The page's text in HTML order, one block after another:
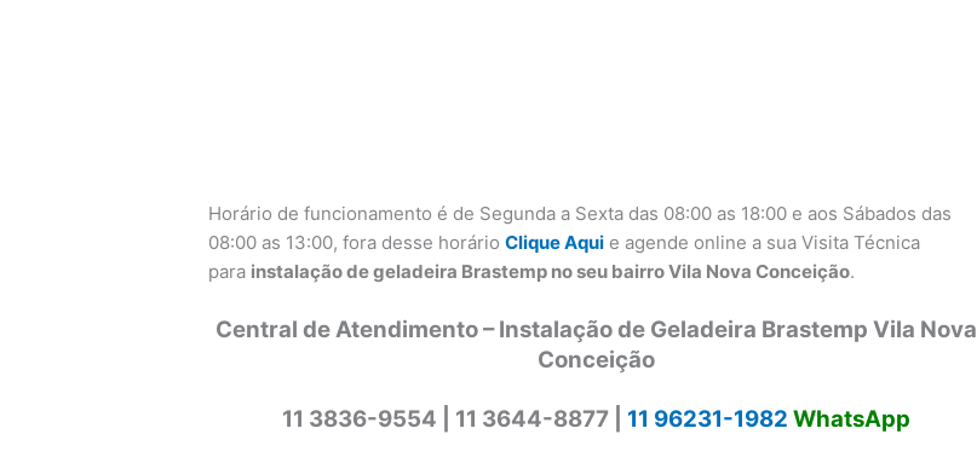
Horário de funcionamento é de Segunda a Sexta das 08:00 as 18:00 e aos Sábados das
08:00 as 13:00, fora desse horárioClique Aqui e agende online a sua Visita Técnica
para instalação de geladeira Brastemp no seu bairro Vila Nova Conceição.
Central de Atendimento – Instalação de Geladeira Brastemp Vila Nova
Conceição
11 3836-9554 | 11 3644-8877 | 11 96231-1982 WhatsApp